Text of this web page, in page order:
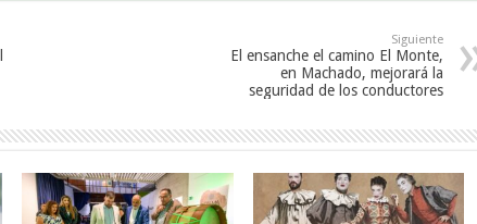
Siguiente
El ensanche el camino El Monte,
en Machado, mejorará la
seguridad de los conductores